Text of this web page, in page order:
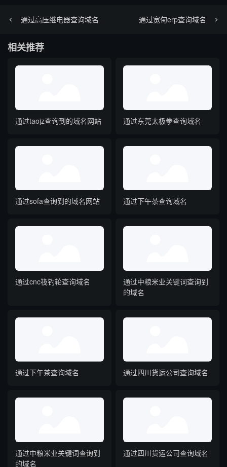
通过高压继电器查询域名 通过宽甸erp查询域名
相关推荐
通过taojz查询到的域名网站 通过东莞太极拳查询域名
通过sofa查询到的域名网站 通过下午茶查询域名
通过cnc筏钓轮查询域名
通过中粮米业关键词查询到
的域名
通过下午茶查询域名 通过四川货运公司查询域名
通过中粮米业关键词查询到
的域名
通过四川货运公司查询域名